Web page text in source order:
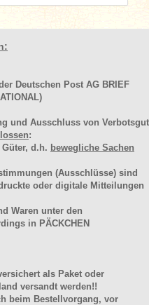
Deutschen Post AG BRIEF
und Ausschluss von Verbotsgut
:
d.h. bewegliche Sachen
(Ausschlüsse) sind
oder digitale Mitteilungen
Waren unter den
in PÄCKCHEN
als Paket oder
versandt werden!!
beim Bestellvorgang, vor